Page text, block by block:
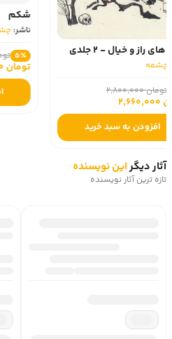
شکم
5٪ تومان 420,000
تومان 399,000
افزودن به سبد خرید
آثار دیگراین نویسنده
تازه ترین آثار نویسنده